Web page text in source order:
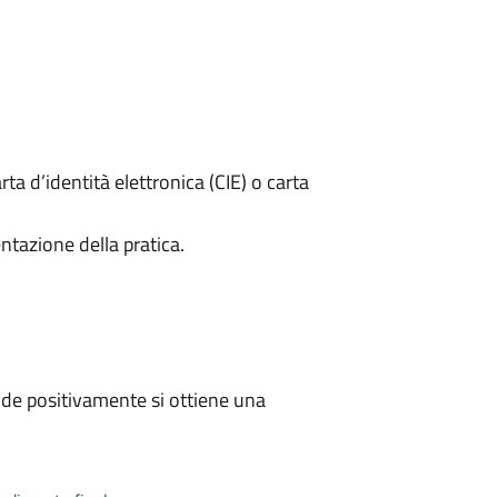
d’identità elettronica (CIE) o carta
della pratica.
positivamente si ottiene una